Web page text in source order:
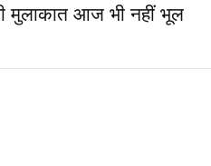
मुलाकात आज भी नहीं भूल